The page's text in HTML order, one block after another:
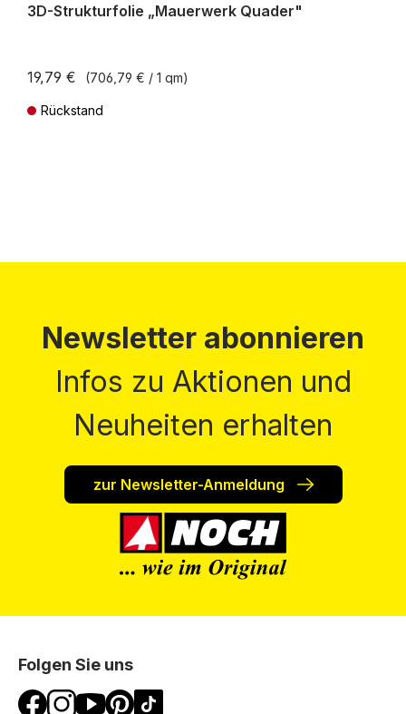
3D-Strukturfolie „Mauerwerk Quader"
19,79 € (706,79 € / 1 qm)
Rückstand
Newsletter abonnieren
Infos zu Aktionen und
Neuheiten erhalten
zur Newsletter-Anmeldung
Folgen Sie uns